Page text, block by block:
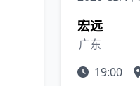
宏远
广东
19:00